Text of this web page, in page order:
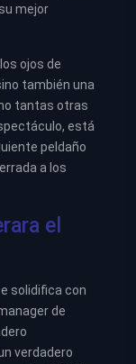
mejor
ojos de
también una
tantas otras
está
peldaño
a los
el
solidifica con
de
verdadero